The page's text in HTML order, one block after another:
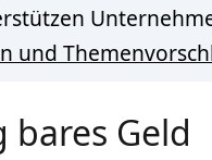
und
Geld